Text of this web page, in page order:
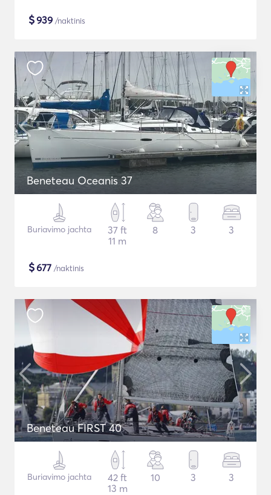
$939 /naktinis
Beneteau Oceanis 37
Buriavimo jachta
37 ft
11 m
8 3 3
$677 /naktinis
Beneteau FIRST 40
Buriavimo jachta
42 ft
13 m
10 3 3